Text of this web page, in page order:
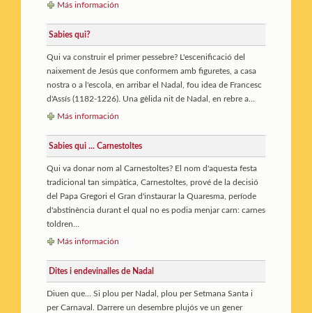
Más información
Sabies qui?
Qui va construir el primer pessebre? L'escenificació del
naixement de Jesús que conformem amb figuretes, a casa
nostra o a l'escola, en arribar el Nadal, fou idea de Francesc
d'Assís (1182-1226). Una gèlida nit de Nadal, en rebre a...
Más información
Sabies qui ... Carnestoltes
Qui va donar nom al Carnestoltes? El nom d'aquesta festa
tradicional tan simpàtica, Carnestoltes, prové de la decisió
del Papa Gregori el Gran d'instaurar la Quaresma, període
d'abstinència durant el qual no es podia menjar carn: carnes
toldren...
Más información
Dites i endevinalles de Nadal
Diuen que... Si plou per Nadal, plou per Setmana Santa i
per Carnaval. Darrere un desembre plujós ve un gener